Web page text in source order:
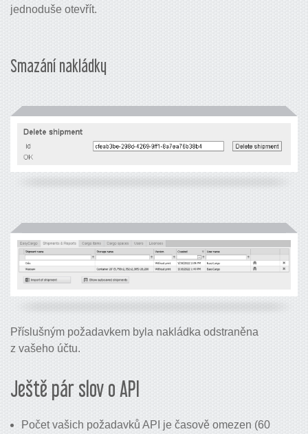
jednoduše otevřít.
Smazání nakládky
Příslušným požadavkem byla nakládka odstraněna
z vašeho účtu.
Ještě pár slov o API
Počet vašich požadavků API je časově omezen (60